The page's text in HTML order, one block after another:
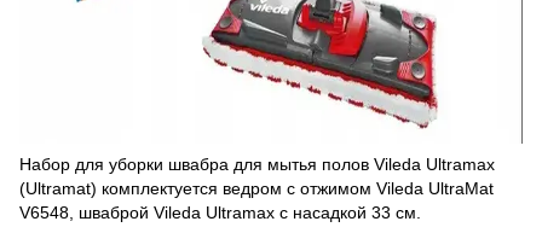
Набор для уборки швабра для мытья полов Vileda Ultramax
(Ultramat) комплектуется ведром с отжимом Vileda UltraMat
V6548, шваброй Vileda Ultramax с насадкой 33 см.